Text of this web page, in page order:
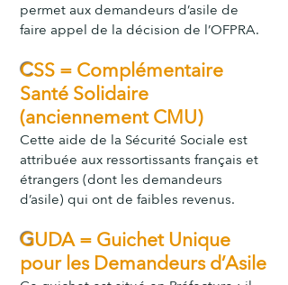
permet aux demandeurs d’asile de
faire appel de la décision de l’OFPRA.
CSS = Complémentaire
Santé Solidaire
(anciennement CMU)
Cette aide de la Sécurité Sociale est
attribuée aux ressortissants français et
étrangers (dont les demandeurs
d’asile) qui ont de faibles revenus.
GUDA = Guichet Unique
pour les Demandeurs d’Asile